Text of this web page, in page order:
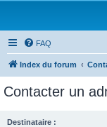
FAQ
Index du forum
Contacter un
Destinataire :